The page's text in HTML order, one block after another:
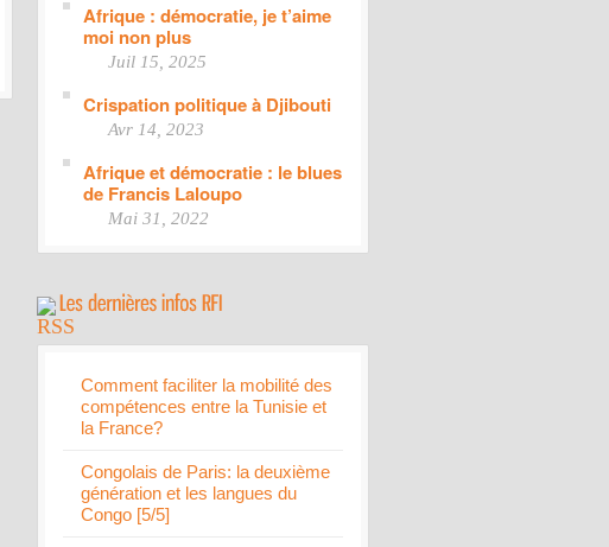
Afrique : démocratie, je t’aime
moi non plus
Juil 15, 2025
Crispation politique à Djibouti
Avr 14, 2023
Afrique et démocratie : le blues
de Francis Laloupo
Mai 31, 2022
Comment faciliter la mobilité des
compétences entre la Tunisie et
la France?
Congolais de Paris: la deuxième
génération et les langues du
Congo [5/5]